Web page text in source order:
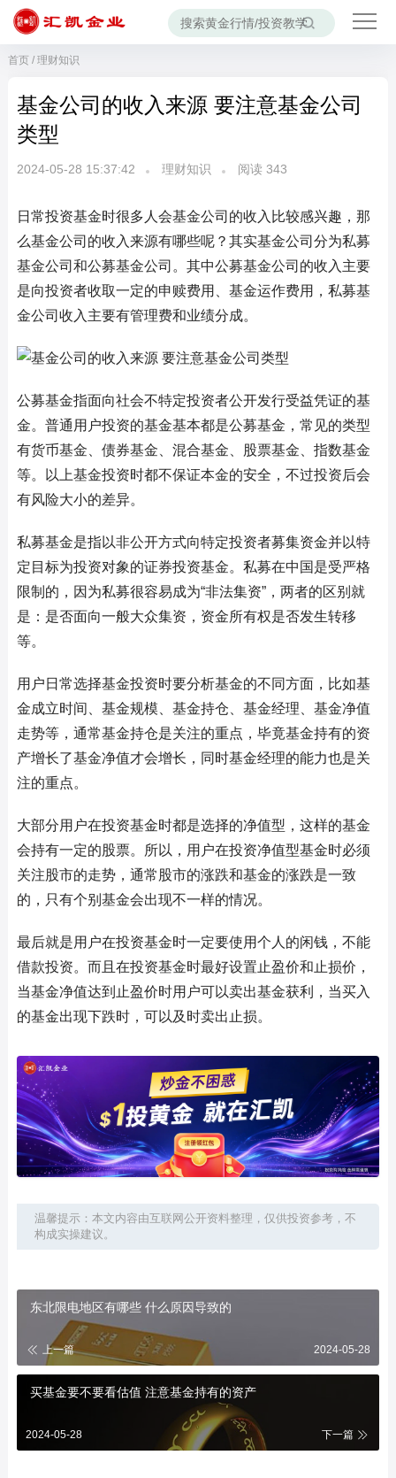
首页/ 理财知识
基金公司的收入来源 要注意基金公司
类型
2024-05-28 15:37:42 理财知识 阅读 343
日常投资基金时很多人会基金公司的收入比较感兴趣，那
么基金公司的收入来源有哪些呢？其实基金公司分为私募
基金公司和公募基金公司。其中公募基金公司的收入主要
是向投资者收取一定的申赎费用、基金运作费用，私募基
金公司收入主要有管理费和业绩分成。
公募基金指面向社会不特定投资者公开发行受益凭证的基
金。普通用户投资的基金基本都是公募基金，常见的类型
有货币基金、债券基金、混合基金、股票基金、指数基金
等。以上基金投资时都不保证本金的安全，不过投资后会
有风险大小的差异。
私募基金是指以非公开方式向特定投资者募集资金并以特
定目标为投资对象的证券投资基金。私募在中国是受严格
限制的，因为私募很容易成为“非法集资”，两者的区别就
是：是否面向一般大众集资，资金所有权是否发生转移
等。
用户日常选择基金投资时要分析基金的不同方面，比如基
金成立时间、基金规模、基金持仓、基金经理、基金净值
走势等，通常基金持仓是关注的重点，毕竟基金持有的资
产增长了基金净值才会增长，同时基金经理的能力也是关
注的重点。
大部分用户在投资基金时都是选择的净值型，这样的基金
会持有一定的股票。所以，用户在投资净值型基金时必须
关注股市的走势，通常股市的涨跌和基金的涨跌是一致
的，只有个别基金会出现不一样的情况。
最后就是用户在投资基金时一定要使用个人的闲钱，不能
借款投资。而且在投资基金时最好设置止盈价和止损价，
当基金净值达到止盈价时用户可以卖出基金获利，当买入
的基金出现下跌时，可以及时卖出止损。
温馨提示：本文内容由互联网公开资料整理，仅供投资参考，不
构成实操建议。
东北限电地区有哪些 什么原因导致的
上一篇 2024-05-28
买基金要不要看估值 注意基金持有的资产
2024-05-28 下一篇